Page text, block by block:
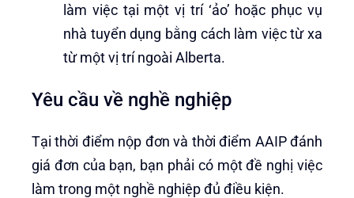
làm việc tại một vị trí ‘ảo’ hoặc phục vụ
nhà tuyển dụng bằng cách làm việc từ xa
từ một vị trí ngoài Alberta.
Yêu cầu về nghề nghiệp
Tại thời điểm nộp đơn và thời điểm AAIP đánh
giá đơn của bạn, bạn phải có một đề nghị việc
làm trong một nghề nghiệp đủ điều kiện.